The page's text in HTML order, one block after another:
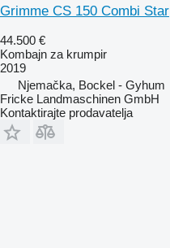
Grimme CS 150 Combi Star
44.500 €
Kombajn za krumpir
2019
Njemačka, Bockel - Gyhum
Fricke Landmaschinen GmbH
Kontaktirajte prodavatelja